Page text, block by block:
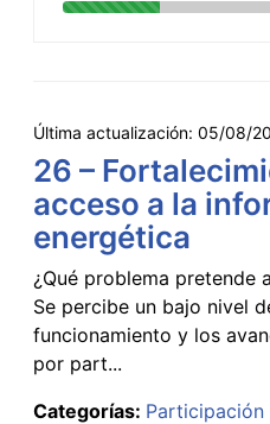
Última actualización: 05/08/
26 –
acceso a la
energética
¿Qué problema pretende
Se percibe un bajo nivel
funcionamiento y los
por part...
Categorías: Participación